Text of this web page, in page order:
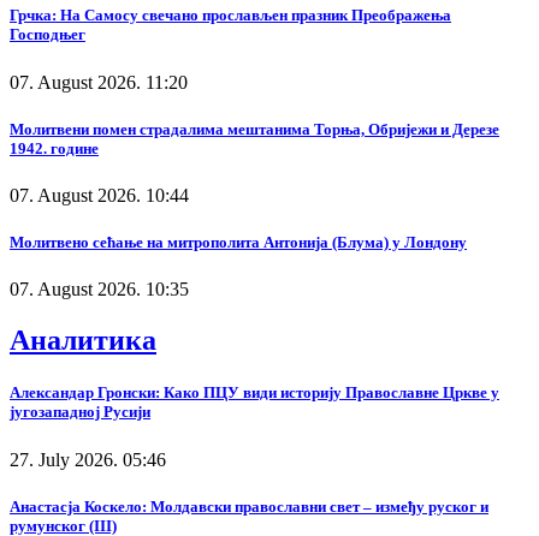
Грчка: На Самосу свечано прослављен празник Преображења
Господњег
07. August 2026. 11:20
Молитвени помен страдалима мештанима Торња, Обријежи и Дерезе
1942. године
07. August 2026. 10:44
Молитвено сећање на митрополита Антонија (Блума) у Лондону
07. August 2026. 10:35
Аналитика
Александар Гронски: Како ПЦУ види историју Православне Цркве у
југозападној Русији
27. July 2026. 05:46
Анастасја Коскело: Молдавски православни свет – између руског и
румунског (III)